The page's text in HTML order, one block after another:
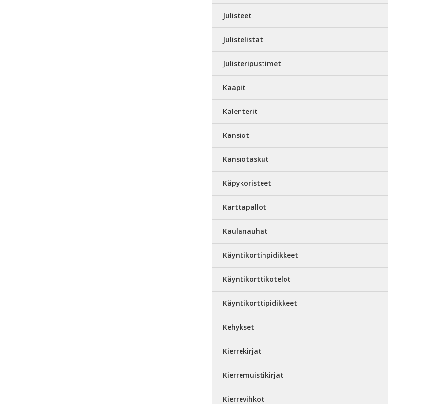
Julisteet
Julistelistat
Julisteripustimet
Kaapit
Kalenterit
Kansiot
Kansiotaskut
Käpykoristeet
Karttapallot
Kaulanauhat
Käyntikortinpidikkeet
Käyntikorttikotelot
Käyntikorttipidikkeet
Kehykset
Kierrekirjat
Kierremuistikirjat
Kierrevihkot